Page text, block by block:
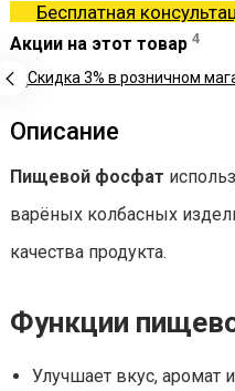
Бесплатная
Акции на этот товар 4
Описание
Пищевой фосфат
варёных колбасных
качества продукта.
Функции
Улучшает вкус, аромат